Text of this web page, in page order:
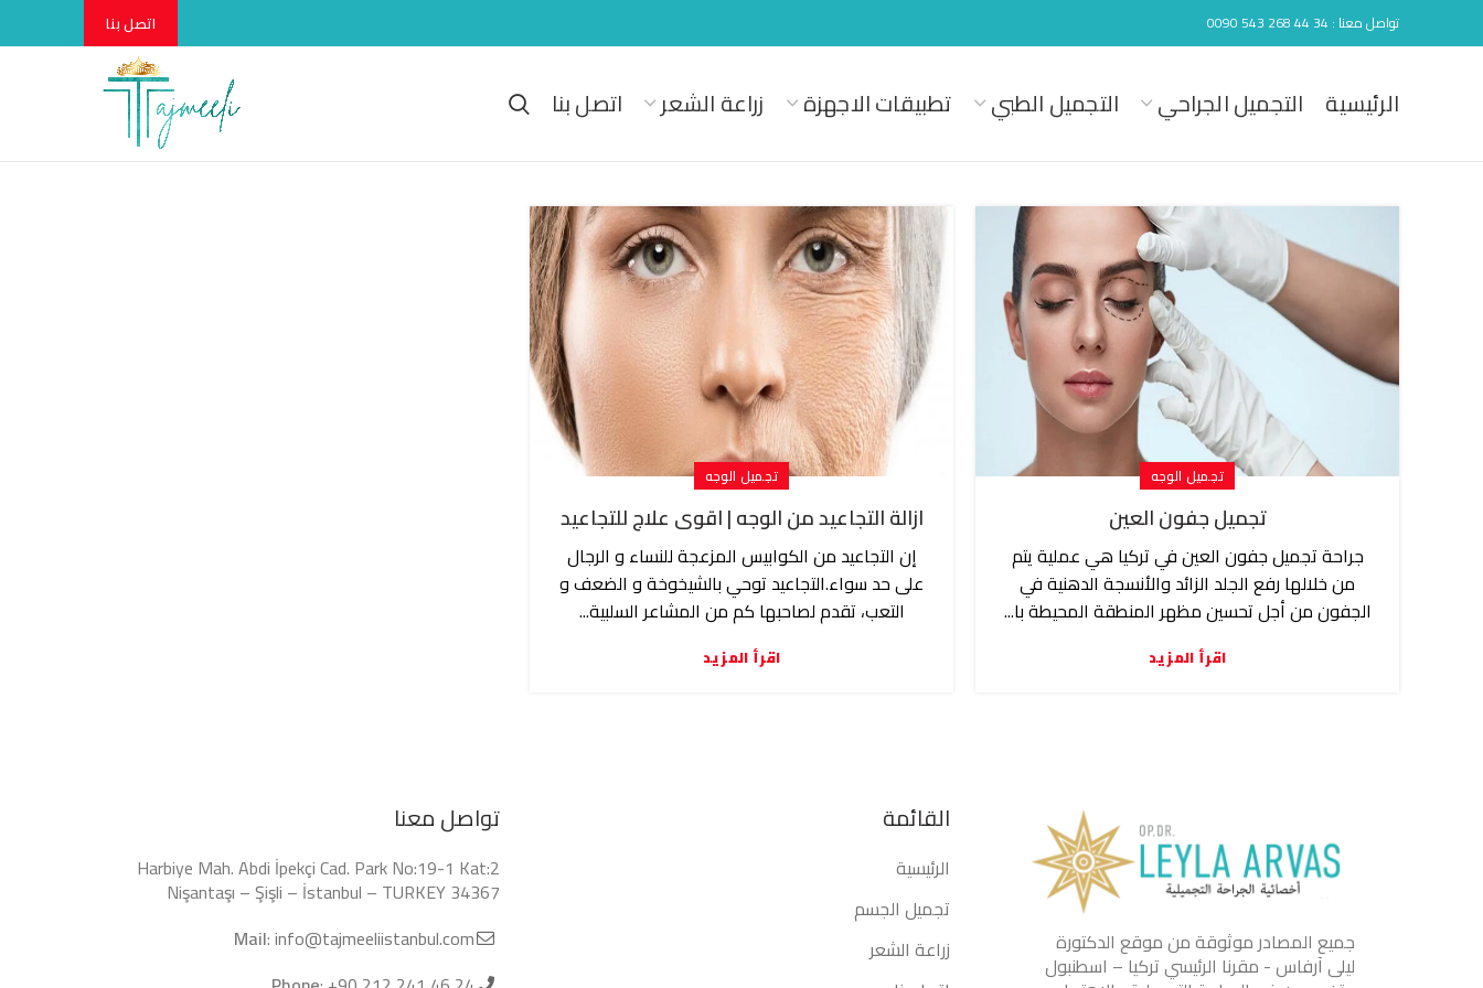
تواصل معنا : 34 44 268 543 0090 اتصل بنا
الرئيسية التجميل الجراحي التجميل الطبي تطبيقات الاجهزة زراعة الشعر اتصل بنا
تجميل الوجه
تجميل جفون العين
جراحة تجميل جفون العين في تركيا هي عملية يتم
من خلالها رفع الجلد الزائد والأنسجة الدهنية في
الجفون من أجل تحسين مظهر المنطقة المحيطة با...
اقرأ المزيد
تجميل الوجه
ازالة التجاعيد من الوجه | اقوى علاج للتجاعيد
إن التجاعيد من الكوابيس المزعجة للنساء و الرجال
على حد سواء.التجاعيد توحي بالشيخوخة و الضعف و
التعب، تقدم لصاحبها كم من المشاعر السلبية...
اقرأ المزيد
جميع المصادر موثوقة من موقع الدكتورة
ليلى آرفاس - مقرنا الرئيسي تركيا – اسطنبول
القائمة
الرئيسية
تجميل الجسم
زراعة الشعر
تواصل معنا
Harbiye Mah. Abdi İpekçi Cad. Park No:19-1 Kat:2
Nişantaşı – Şişli – İstanbul – TURKEY 34367
Mail:info@tajmeeliistanbul.com